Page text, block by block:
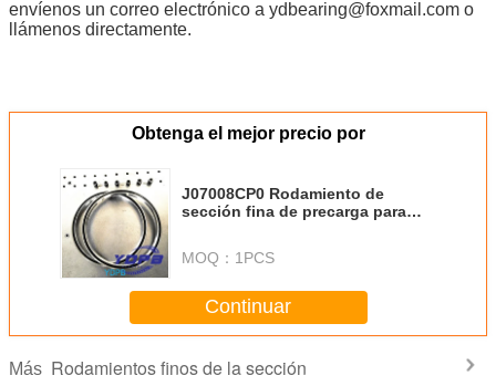
envíenos un correo electrónico a ydbearing@foxmail.com o
llámenos directamente.
Obtenga el mejor precio por
J07008CP0 Rodamiento de
sección fina de precarga para
personalizado
MOQ： 1PCS
Continuar
Más Rodamientos finos de la sección